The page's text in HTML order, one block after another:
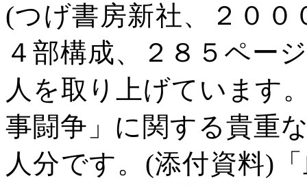
(つげ書房新社、２００
４部構成、２８５ペー
人を取り上げています
事闘争」に関する貴重
人分です。 (添付資料)